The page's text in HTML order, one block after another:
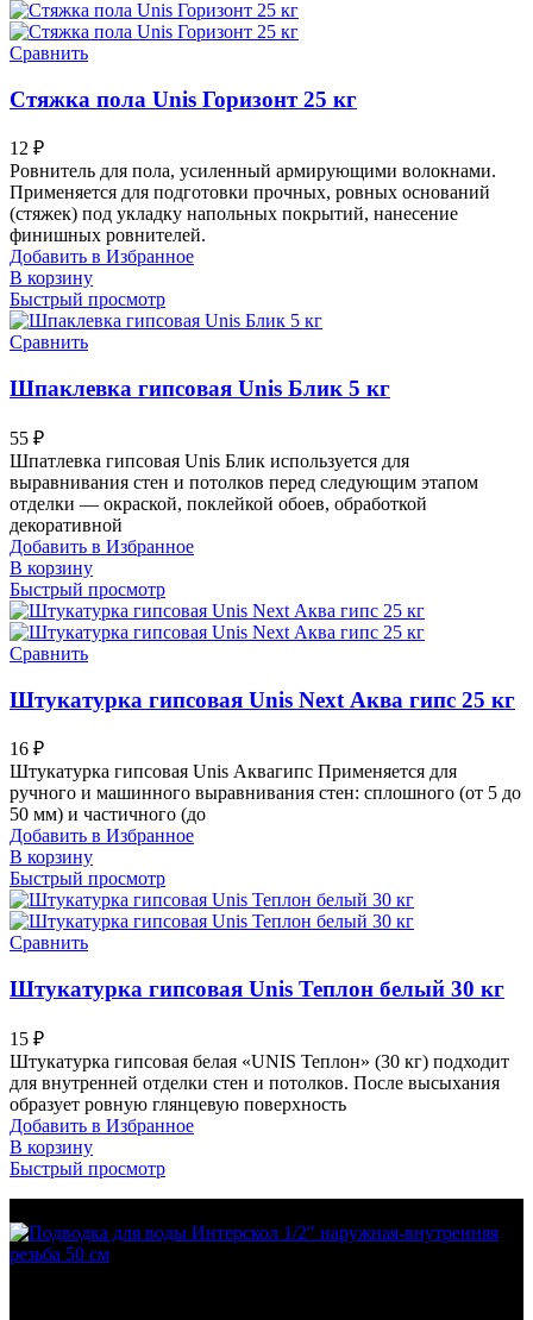
Сравнить
Стяжка пола Unis Горизонт 25 кг
12 ₽
Ровнитель для пола, усиленный армирующими волокнами.
Применяется для подготовки прочных, ровных оснований
(стяжек) под укладку напольных покрытий, нанесение
финишных ровнителей.
Добавить в Избранное
В корзину
Быстрый просмотр
Сравнить
Шпаклевка гипсовая Unis Блик 5 кг
55 ₽
Шпатлевка гипсовая Unis Блик используется для
выравнивания стен и потолков перед следующим этапом
отделки — окраской, поклейкой обоев, обработкой
декоративной
Добавить в Избранное
В корзину
Быстрый просмотр
Сравнить
Штукатурка гипсовая Unis Next Аква гипс 25 кг
16 ₽
Штукатурка гипсовая Unis Аквагипс Применяется для
ручного и машинного выравнивания стен: сплошного (от 5 до
50 мм) и частичного (до
Добавить в Избранное
В корзину
Быстрый просмотр
Сравнить
Штукатурка гипсовая Unis Теплон белый 30 кг
15 ₽
Штукатурка гипсовая белая «UNIS Теплон» (30 кг) подходит
для внутренней отделки стен и потолков. После высыхания
образует ровную глянцевую поверхность
Добавить в Избранное
В корзину
Быстрый просмотр